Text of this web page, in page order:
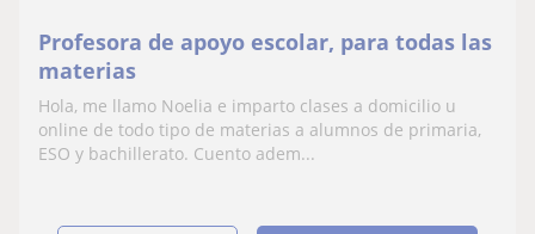
Profesora de apoyo escolar, para todas las
materias
Hola, me llamo Noelia e imparto clases a domicilio u
online de todo tipo de materias a alumnos de primaria,
ESO y bachillerato. Cuento adem...